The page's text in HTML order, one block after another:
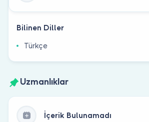
Bilinen Diller
Türkçe
Uzmanlıklar
İçerik Bulunamadı